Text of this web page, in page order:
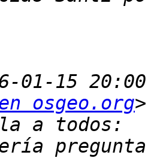
01-15
osgeo.org